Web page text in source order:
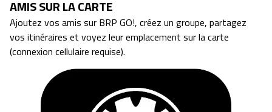
AMIS SUR LA CARTE
Ajoutez vos amis sur BRP GO!, créez un groupe, partagez
vos itinéraires et voyez leur emplacement sur la carte
(connexion cellulaire requise).